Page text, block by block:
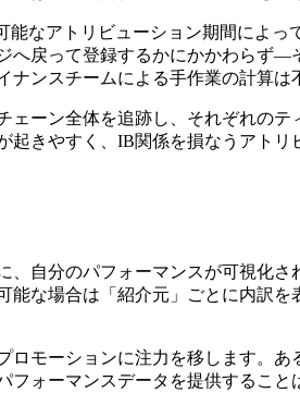
なアトリビューション期間によ
戻って登録するかにかかわらず—
ンスチームによる手作業の計算は
ーン全体を追跡し、それぞれのテ
きやすく、IB関係を損なうアト
自分のパフォーマンスが可視化
な場合は「紹介元」ごとに内訳
モーションに注力を移します。
ォーマンスデータを提供するこ